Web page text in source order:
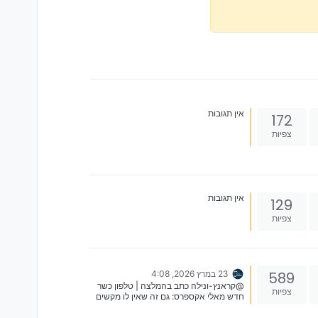
172
צפיות
אין תגובות
129
צפיות
אין תגובות
589
צפיות
23 במרץ 2026, 4:08
@קראנץ-ונילה כתב בהמלצה | טלפון כשר
חדש מאלי אקספרס: גם זה שאין לו מקשים